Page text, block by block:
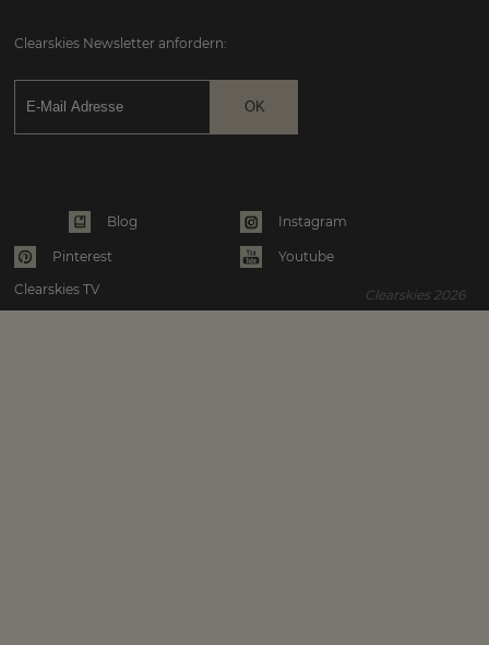
Clearskies Newsletter anfordern:
Blog Instagram
Pinterest
Youtube
Clearskies TV
Clearskies 2026